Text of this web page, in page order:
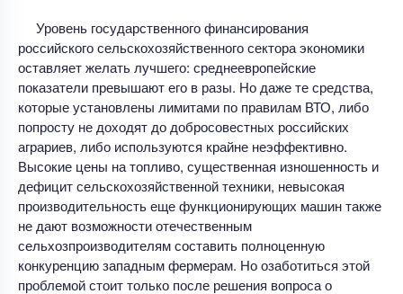
Уровень государственного финансирования
российского сельскохозяйственного сектора экономики
оставляет желать лучшего: среднеевропейские
показатели превышают его в разы. Но даже те средства,
которые установлены лимитами по правилам ВТО, либо
попросту не доходят до добросовестных российских
аграриев, либо используются крайне неэффективно.
Высокие цены на топливо, существенная изношенность и
дефицит сельскохозяйственной техники, невысокая
производительность еще функционирующих машин также
не дают возможности отечественным
сельхозпроизводителям составить полноценную
конкуренцию западным фермерам. Но озаботиться этой
проблемой стоит только после решения вопроса о